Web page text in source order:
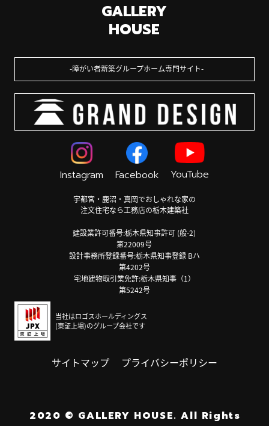
GALLERY
HOUSE
障がい者新築グループホーム専門サイト
Instagram Facebook YouTube
宇都宮・鹿沼・真岡でおしゃれな家の
注文住宅なら工務店の栃木建築社
建設業許可番号:栃木県知事許可 (般-2)
第22009号
設計事務所登録番号:栃木県知事登録 Bハ
第4202号
宅地建物取引業免許:栃木県知事（1）
第5242号
当社はロゴスホールディングス
(東証上場)のグループ会社です
サイトマップ プライバシーポリシー
2020 © GALLERY HOUSE. All Rights